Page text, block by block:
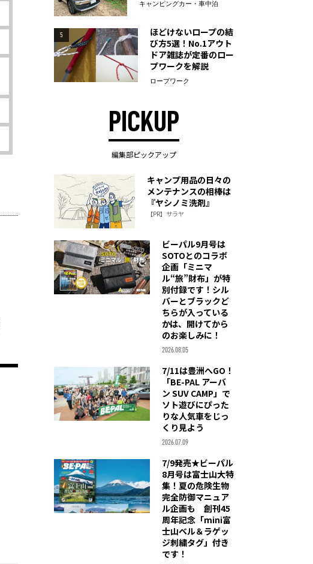
キャンピングカー・車中泊
5
ほどけないロープの結
び方5選！No.1アウト
ドア雑誌が定番のロー
プワークを解説
ロープワーク
PICKUP
編集部ピックアップ
キャンプ用品の日々の
メンテナンスの相棒は
『ヤシノミ洗剤』
【PR】サラヤ
ビーパル9月号は
SOTOとのコラボ
企画「ミニマ
ル“旅”財布」が特
別付録です！シル
バーとブラックど
ちらが入っている
かは、開けてから
のお楽しみに！
2026.08.05
7/11は豊洲へGO！
「BE-PAL アーバ
ン SUV CAMP」で
ソト遊びにぴった
りな人気車をじっ
くり見よう
2026.07.09
7/9発売★ビーパル
8月号は富士山大特
集！夏の危険生物
完全防御マニュア
ル企画も 創刊45
周年記念「mini富
士山ベル＆ラゲッ
ジ刺繍タグ」付き
です！